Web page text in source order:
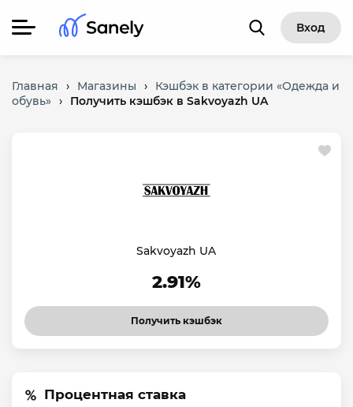
Вход
Главная › Магазины ›
Кэшбэк в категории «Одежда и
обувь» › Получить кэшбэк в Sakvoyazh UA
Sakvoyazh UA
2.91%
Получить кэшбэк
Процентная ставка